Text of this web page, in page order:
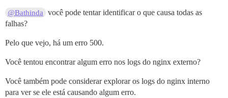
@Bathinda você pode tentar identificar o que causa todas as
falhas?
Pelo que vejo, há um erro 500.
Você tentou encontrar algum erro nos logs do nginx externo?
Você também pode considerar explorar os logs do nginx interno
para ver se ele está causando algum erro.